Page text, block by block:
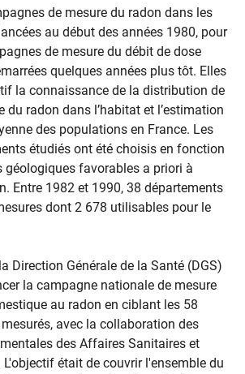
de mesure du radon dans les
au début des années 1980, pour
de mesure du débit de dose
quelques années plus tôt. Elles
la connaissance de la distribution de
du radon dans l’habitat et l’estimation
des populations en France. Les
étudiés ont été choisis en fonction
géologiques favorables a priori à
Entre 1982 et 1990, 38 départements
dont 2 678 utilisables pour le
Direction Générale de la Santé (DGS)
la campagne nationale de mesure
au radon en ciblant les 58
avec la collaboration des
des Affaires Sanitaires et
L'objectif était de couvrir l'ensemble du